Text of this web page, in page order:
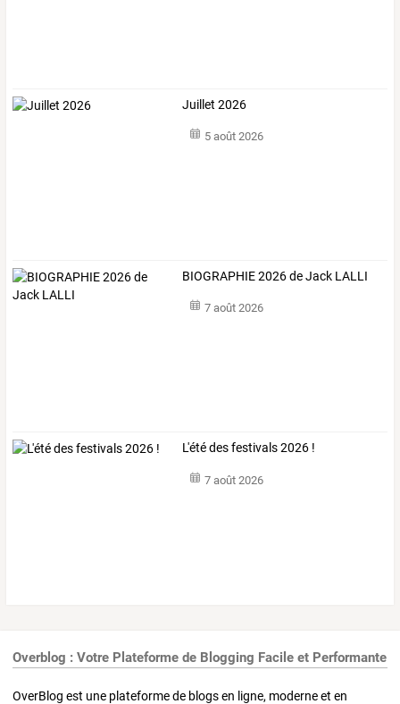
Juillet 2026
5 août 2026
BIOGRAPHIE 2026 de Jack LALLI
7 août 2026
L'été des festivals 2026 !
7 août 2026
Overblog : Votre Plateforme de Blogging Facile et Performante
OverBlog est une plateforme de blogs en ligne, moderne et en